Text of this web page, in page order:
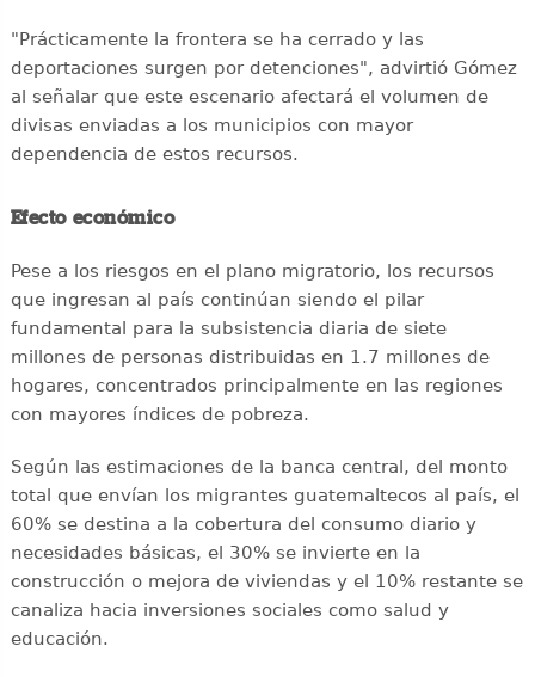
"Prácticamente la frontera se ha cerrado y las
deportaciones surgen por detenciones", advirtió Gómez
al señalar que este escenario afectará el volumen de
divisas enviadas a los municipios con mayor
dependencia de estos recursos.
Efecto económico
Pese a los riesgos en el plano migratorio, los recursos
que ingresan al país continúan siendo el pilar
fundamental para la subsistencia diaria de siete
millones de personas distribuidas en 1.7 millones de
hogares, concentrados principalmente en las regiones
con mayores índices de pobreza.
Según las estimaciones de la banca central, del monto
total que envían los migrantes guatemaltecos al país, el
60% se destina a la cobertura del consumo diario y
necesidades básicas, el 30% se invierte en la
construcción o mejora de viviendas y el 10% restante se
canaliza hacia inversiones sociales como salud y
educación.